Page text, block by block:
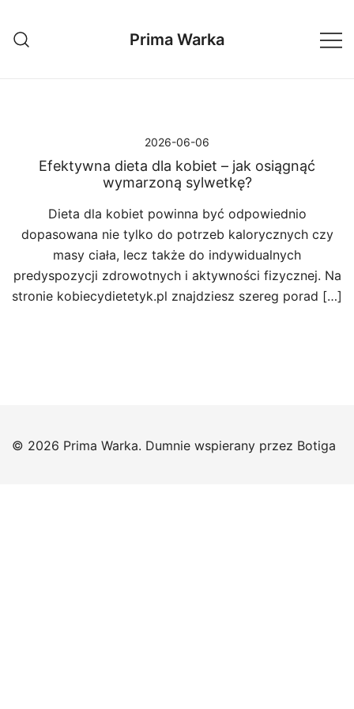
treści
Prima Warka
2026-06-06
Efektywna dieta dla kobiet – jak osiągnąć
wymarzoną sylwetkę?
Dieta dla kobiet powinna być odpowiednio
dopasowana nie tylko do potrzeb kalorycznych czy
masy ciała, lecz także do indywidualnych
predyspozycji zdrowotnych i aktywności fizycznej. Na
stronie kobiecydietetyk.pl znajdziesz szereg porad […]
© 2026 Prima Warka. Dumnie wspierany przez Botiga